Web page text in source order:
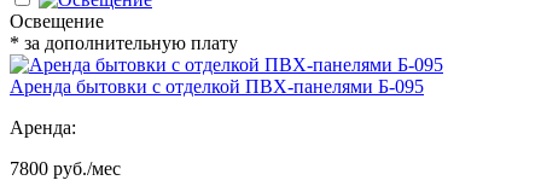
Освещение
* за дополнительную плату
Аренда бытовки с отделкой ПВХ-панелями Б-095
Аренда:
7800 руб./мес